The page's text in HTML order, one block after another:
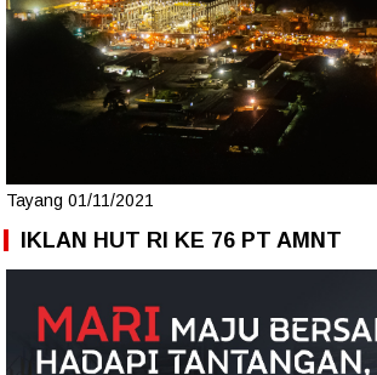
Tayang 01/11/2021
IKLAN HUT RI KE 76 PT AMNT